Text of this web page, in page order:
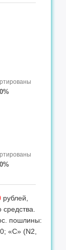
0%
0%
рублей,
пошлины:
«С» (N2,